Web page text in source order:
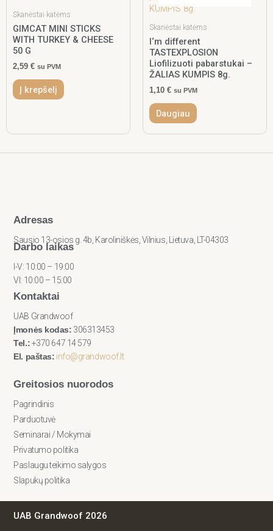
Skanėstai katėms
GIMCAT MINI STICKS
WITH TURKEY & CHEESE
50 G
2,59 € su PVM
Į krepšelį
Skanėstai katėms
I‘m different
TASTEXPLOSION
Liofilizuoti pabarstukai –
ŽALIAS KUMPIS 8g.
1,10 € su PVM
Daugiau
Adresas
Sausio 13-osios g. 4b, Karoliniškės, Vilnius, Lietuva, LT-04303
Darbo laikas
I-V: 10:00 – 19:00
VI: 10:00 – 15:00
Kontaktai
UAB Grandwoof
Įmonės kodas: 306313453
Tel.:+370 647 14 579
El. paštas: info@grandwoof.lt
Greitosios nuorodos
Pagrindinis
Parduotuvė
Seminarai / Mokymai
Privatumo politika
Paslaugu teikimo salygos
Slapukų politika
UAB Grandwoof 2026